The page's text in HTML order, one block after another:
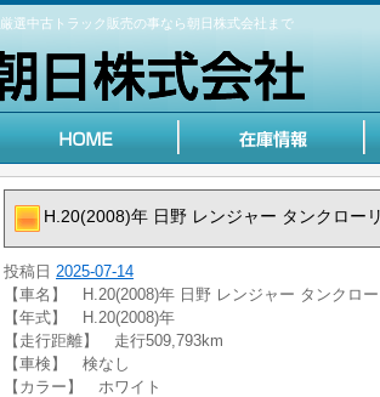
厳選中古トラック販売の事なら朝日株式会社まで
H.20(2008)年 日野 レンジャー タンクロー
投稿日 2025-07-14
【車名】 H.20(2008)年 日野 レンジャー タンクロ
【年式】 H.20(2008)年
【走行距離】 走行509,793km
【車検】 検なし
【カラー】 ホワイト